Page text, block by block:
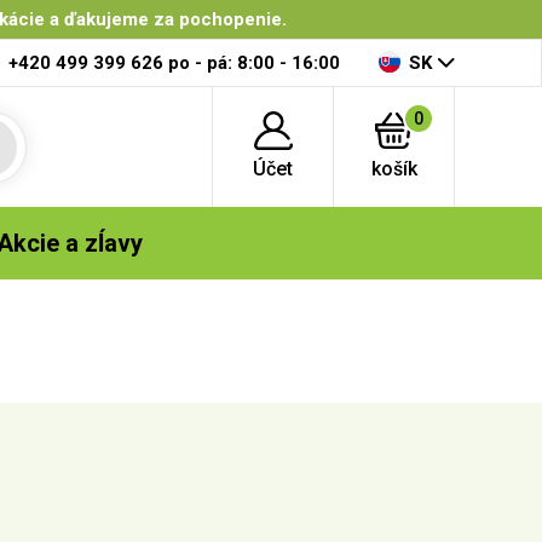
a ďakujeme za pochopenie.
+420 499 399 626 po - pá: 8:00 - 16:00 SK
Účet
0
košík
a zĺavy